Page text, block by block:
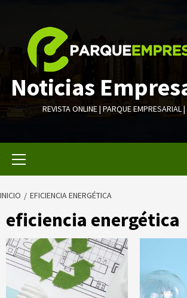
contenido
Noticias
REVISTA ONLINE | PARQUE EMPRESARIAL
INICIO EFICIENCIA ENERGÉTICA
eficiencia energética